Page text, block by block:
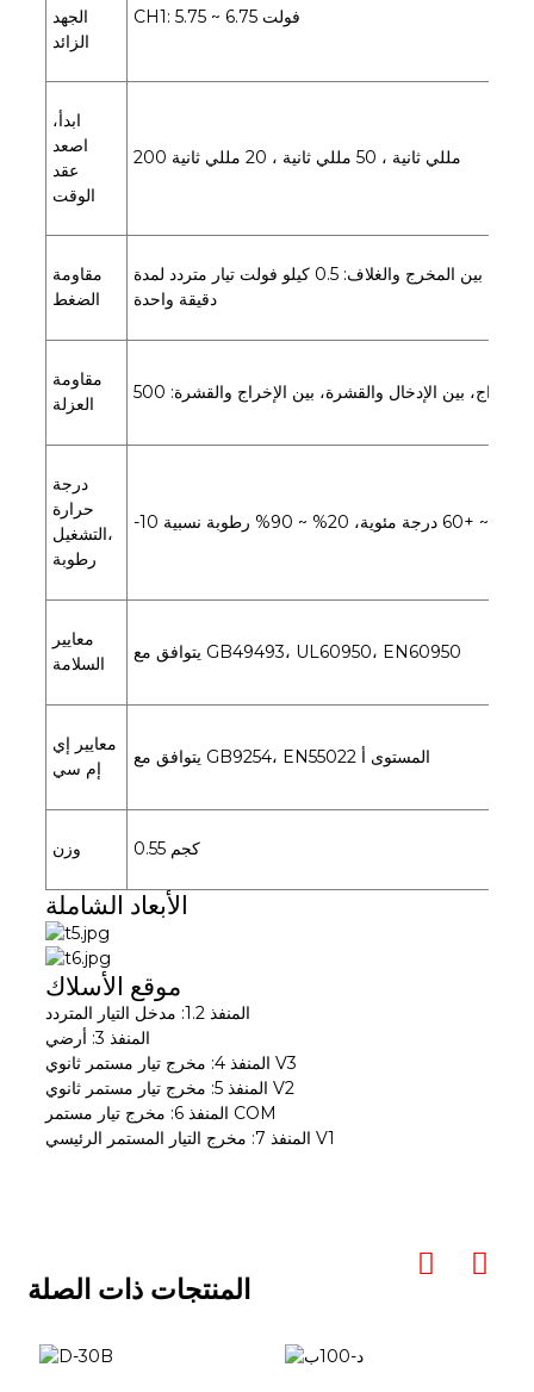
الجهد
الزائد
CH1: 5.75 ~ 6.75 فولت
ابدأ،
اصعد
عقد
الوقت
200 مللي ثانية ، 50 مللي ثانية ، 20 مللي ثانية
مقاومة
الضغط
بين المدخل والمخرج: 1.5 كيلو فولت تيار متردد، بين المدخل والغلاف: 1.5 كيلو فولت تيار متردد، بين المخرج والغلاف: 0.5 كيلو فولت تيار متردد لمدة
دقيقة واحدة
مقاومة
العزلة
درجة
حرارة
التشغيل،
رطوبة
مئوية، 20% ~ 90% رطوبة نسبية
معايير
السلامة
يتوافق مع GB49493، UL60950، EN60950
معايير إي
إم سي
يتوافق مع GB9254، EN55022 المستوى أ
وزن 0.55 كجم
الأبعاد الشاملة
موقع الأسلاك
المنفذ 1.2: مدخل التيار المتردد
المنفذ 3: أرضي
المنفذ 4: مخرج تيار مستمر ثانوي V3
المنفذ 5: مخرج تيار مستمر ثانوي V2
المنفذ 6: مخرج تيار مستمر COM
المنفذ 7: مخرج التيار المستمر الرئيسي V1
المنتجات ذات الصلة